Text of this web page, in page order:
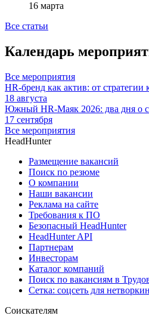
16 марта
Все статьи
Календарь
Все мероприятия
HR-бренд как актив: от
18 августа
Южный HR-Маяк 2026: два дня о
17 сентября
Все мероприятия
HeadHunter
Размещение вакансий
Поиск по резюме
О компании
Наши вакансии
Реклама на сайте
Требования к ПО
Безопасный HeadHunter
HeadHunter API
Партнерам
Инвесторам
Каталог компаний
Поиск по вакансиям в
Сетка: соцсеть для
Соискателям